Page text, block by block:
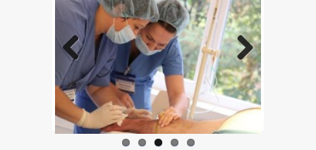
Previo
us
Next